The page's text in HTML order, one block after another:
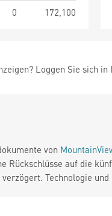
0 172,100
Loggen Sie sich
von
Rückschlüsse auf die
Technologie und